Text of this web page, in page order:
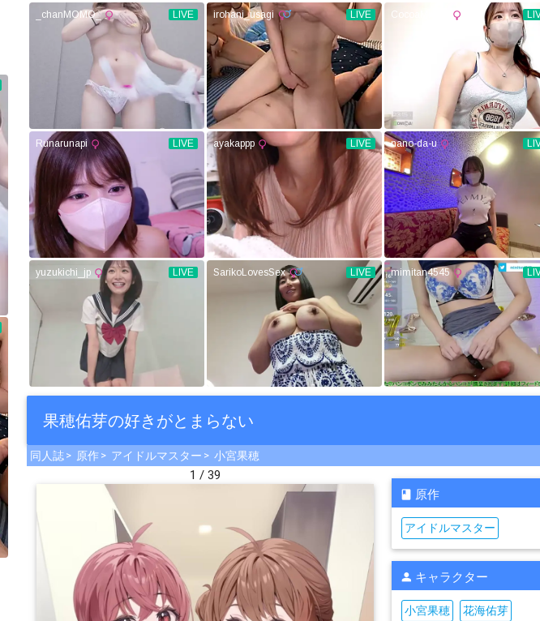
果穂佑芽の好きがとまらない
同人誌 原作 アイドルマスター 小宮果穂
1 / 39
原作
アイドルマスター
キャラクター
小宮果穂 花海佑芽